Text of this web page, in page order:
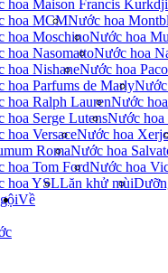
hoa Maison Francis
hoa MCMNước hoa
hoa MoschinoNước hoa
hoa NasomattoNước hoa
hoa NishaneNước hoa
hoa Parfums de MarlyNước
hoa Ralph LaurenNước
hoa Serge LutensNước hoa
hoa VersaceNước hoa
RomaNước hoa
hoa Tom FordNước hoa
hoa YSLLăn khử mùi
Về